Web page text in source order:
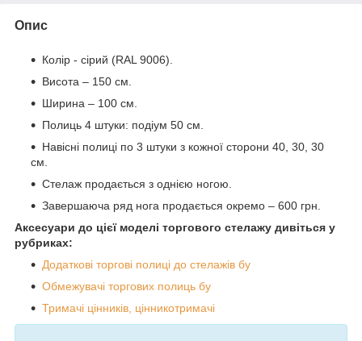
Опис
Колір - сірий (RAL 9006).
Висота – 150 см.
Ширина – 100 см.
Полиць 4 штуки: подіум 50 см.
Навісні полиці по 3 штуки з кожної сторони 40, 30, 30
см.
Стелаж продається з однією ногою.
Завершаюча ряд нога продається окремо – 600 грн.
Аксесуари до цієї моделі торгового стелажу дивіться у
рубриках:
Додаткові торгові полиці до стелажів бу
Обмежувачі торгових полиць бу
Тримачі цінників, цінникотримачі